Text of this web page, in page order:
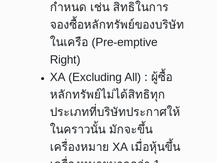
กำหนด เช่น สิทธิในการ
จองซื้อหลักทรัพย์ของบริษัท
ในเครือ (Pre-emptive
Right)
XA (Excluding All) : ผู้ซื้อ
หลักทรัพย์ไม่ได้สิทธิทุก
ประเภทที่บริษัทประกาศให้
ในคราวนั้น มักจะขึ้น
เครื่องหมาย XA เมื่อหุ้นขึ้น